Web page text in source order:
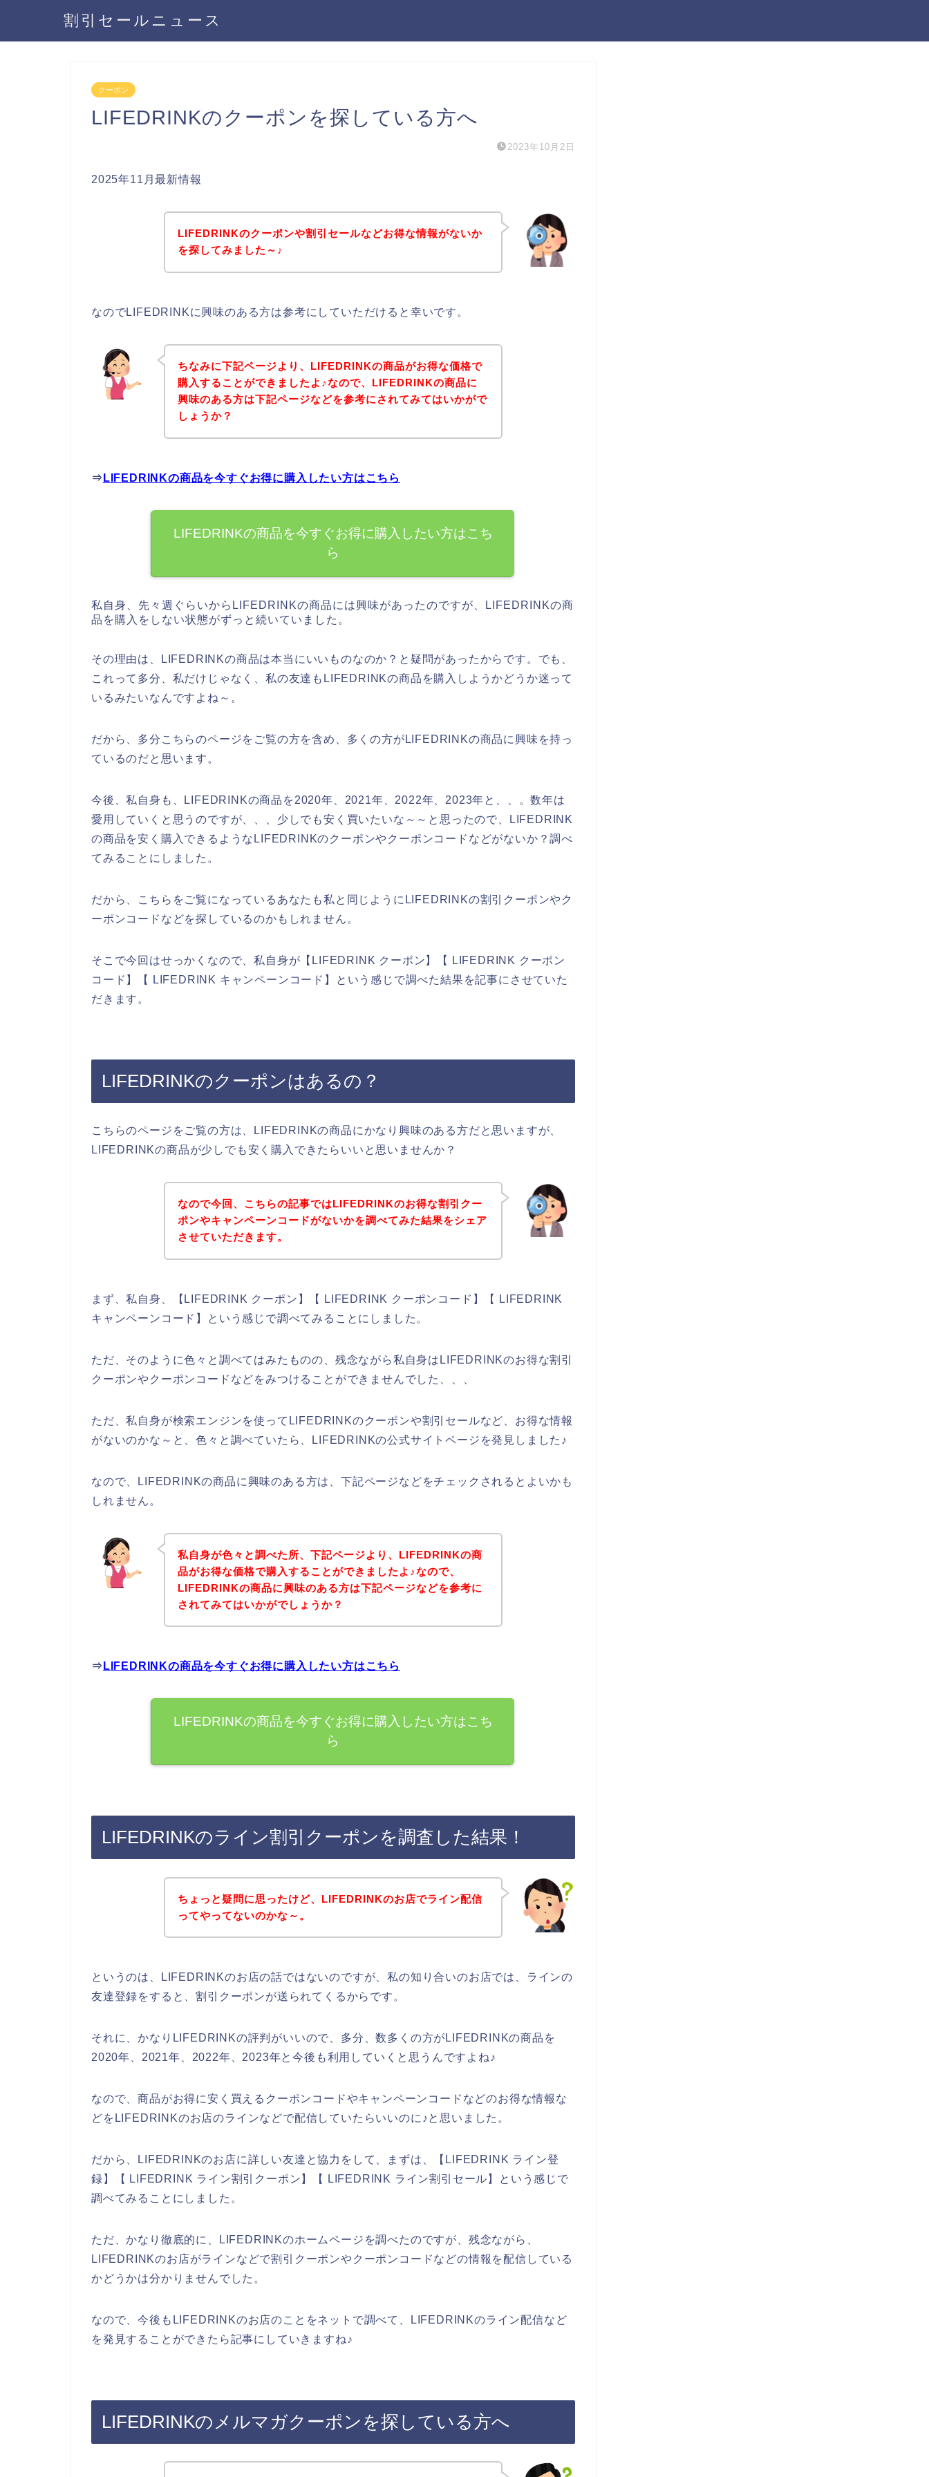
割引セールニュース
クーポン
LIFEDRINKのクーポンを探している方へ
2023年10月2日
2025年11月最新情報
LIFEDRINKのクーポンや割引セールなどお得な情報がないか
を探してみました～♪
なのでLIFEDRINKに興味のある方は参考にしていただけると幸いです。
ちなみに下記ページより、LIFEDRINKの商品がお得な価格で
購入することができましたよ♪なので、LIFEDRINKの商品に
興味のある方は下記ページなどを参考にされてみてはいかがで
しょうか？
⇒ LIFEDRINKの商品を今すぐお得に購入したい方はこちら
LIFEDRINKの商品を今すぐお得に購入したい方はこち
ら
私自身、先々週ぐらいからLIFEDRINKの商品には興味があったのですが、LIFEDRINKの商
品を購入をしない状態がずっと続いていました。
その理由は、LIFEDRINKの商品は本当にいいものなのか？と疑問があったからです。でも、
これって多分、私だけじゃなく、私の友達もLIFEDRINKの商品を購入しようかどうか迷って
いるみたいなんですよね～。
だから、多分こちらのページをご覧の方を含め、多くの方がLIFEDRINKの商品に興味を持っ
ているのだと思います。
今後、私自身も、LIFEDRINKの商品を2020年、2021年、2022年、2023年と、、。数年は
愛用していくと思うのですが、、、少しでも安く買いたいな～～と思ったので、LIFEDRINK
の商品を安く購入できるようなLIFEDRINKのクーポンやクーポンコードなどがないか？調べ
てみることにしました。
だから、こちらをご覧になっているあなたも私と同じようにLIFEDRINKの割引クーポンやク
ーポンコードなどを探しているのかもしれません。
そこで今回はせっかくなので、私自身が【LIFEDRINK クーポン】【 LIFEDRINK クーポン
コード】【 LIFEDRINK キャンペーンコード】という感じで調べた結果を記事にさせていた
だきます。
LIFEDRINKのクーポンはあるの？
こちらのページをご覧の方は、LIFEDRINKの商品にかなり興味のある方だと思いますが、
LIFEDRINKの商品が少しでも安く購入できたらいいと思いませんか？
なので今回、こちらの記事ではLIFEDRINKのお得な割引クー
ポンやキャンペーンコードがないかを調べてみた結果をシェア
させていただきます。
まず、私自身、【LIFEDRINK クーポン】【 LIFEDRINK クーポンコード】【 LIFEDRINK
キャンペーンコード】という感じで調べてみることにしました。
ただ、そのように色々と調べてはみたものの、残念ながら私自身はLIFEDRINKのお得な割引
クーポンやクーポンコードなどをみつけることができませんでした、、、
ただ、私自身が検索エンジンを使ってLIFEDRINKのクーポンや割引セールなど、お得な情報
がないのかな～と、色々と調べていたら、LIFEDRINKの公式サイトページを発見しました♪
なので、LIFEDRINKの商品に興味のある方は、下記ページなどをチェックされるとよいかも
しれません。
私自身が色々と調べた所、下記ページより、LIFEDRINKの商
品がお得な価格で購入することができましたよ♪なので、
LIFEDRINKの商品に興味のある方は下記ページなどを参考に
されてみてはいかがでしょうか？
⇒ LIFEDRINKの商品を今すぐお得に購入したい方はこちら
LIFEDRINKの商品を今すぐお得に購入したい方はこち
ら
LIFEDRINKのライン割引クーポンを調査した結果！
ちょっと疑問に思ったけど、LIFEDRINKのお店でライン配信
ってやってないのかな～。
というのは、LIFEDRINKのお店の話ではないのですが、私の知り合いのお店では、ラインの
友達登録をすると、割引クーポンが送られてくるからです。
それに、かなりLIFEDRINKの評判がいいので、多分、数多くの方がLIFEDRINKの商品を
2020年、2021年、2022年、2023年と今後も利用していくと思うんですよね♪
なので、商品がお得に安く買えるクーポンコードやキャンペーンコードなどのお得な情報な
どをLIFEDRINKのお店のラインなどで配信していたらいいのに♪と思いました。
だから、LIFEDRINKのお店に詳しい友達と協力をして、まずは、【LIFEDRINK ライン登
録】【 LIFEDRINK ライン割引クーポン】【 LIFEDRINK ライン割引セール】という感じで
調べてみることにしました。
ただ、かなり徹底的に、LIFEDRINKのホームページを調べたのですが、残念ながら、
LIFEDRINKのお店がラインなどで割引クーポンやクーポンコードなどの情報を配信している
かどうかは分かりませんでした。
なので、今後もLIFEDRINKのお店のことをネットで調べて、LIFEDRINKのライン配信など
を発見することができたら記事にしていきますね♪
LIFEDRINKのメルマガクーポンを探している方へ